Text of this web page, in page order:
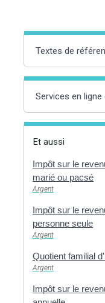
Textes de
Services en
Et aussi
Impôt sur le
marié ou pacsé
Argent
Impôt sur le
personne seule
Argent
Quotient familial
Argent
Impôt sur le